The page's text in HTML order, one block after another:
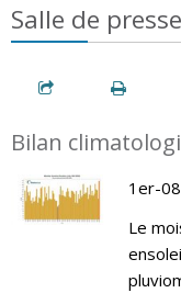
Salle de
Bilan
1er-
Le